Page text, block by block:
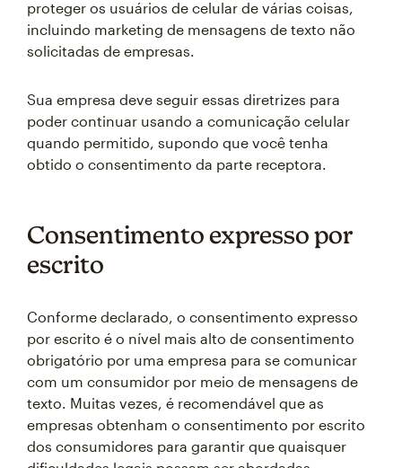
proteger os usuários de celular de várias coisas,
incluindo marketing de mensagens de texto não
solicitadas de empresas.
Sua empresa deve seguir essas diretrizes para
poder continuar usando a comunicação celular
quando permitido, supondo que você tenha
obtido o consentimento da parte receptora.
Consentimento expresso por
escrito
Conforme declarado, o consentimento expresso
por escrito é o nível mais alto de consentimento
obrigatório por uma empresa para se comunicar
com um consumidor por meio de mensagens de
texto. Muitas vezes, é recomendável que as
empresas obtenham o consentimento por escrito
dos consumidores para garantir que quaisquer